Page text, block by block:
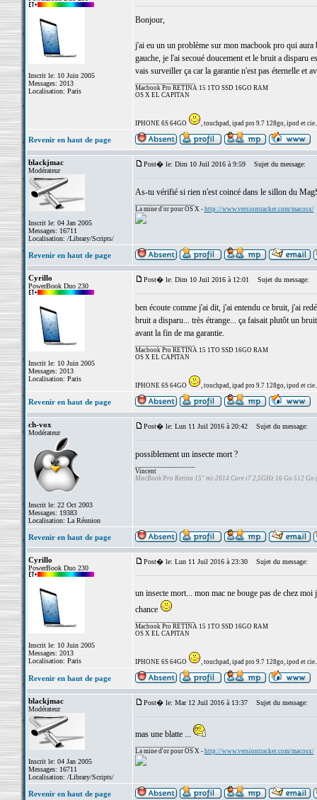
Inscrit le: 10 Juin 2005
Messages: 2013
Localisation: Paris
Bonjour,
j'ai eu un un problème sur mon macbook pro qui aura
gauche, je l'ai secoué doucement et le bruit a disparu
vais surveiller ça car la garantie n'est pas éternelle et
Macbook Pro RETINA 15 1TO SSD 16GO RAM
OS X EL CAPITAN
IPHONE 6S 64GO , touchpad, ipad pro 9.7 128go, ipod et
Revenir en haut de page
blackjmac
Modérateur
Inscrit le: 04 Jan 2005
Messages: 16711
Localisation: /Library/Scripts/
Post� le: Dim 10 Juil 2016 à 9:59 Sujet du message:
As-tu vérifié si rien n'est coincé dans le sillon du
La mine d'or pour OS X - http://www.versiontracker.com/macosx/
Revenir en haut de page
Cyrillo
PowerBook Duo 230
Inscrit le: 10 Juin 2005
Messages: 2013
Localisation: Paris
Post� le: Dim 10 Juil 2016 à 12:01 Sujet du message:
ben écoute comme j'ai dit, j'ai entendu ce bruit, j'ai
bruit a disparu... très étrange... ça faisait plutôt un
avant la fin de ma garantie.
Macbook Pro RETINA 15 1TO SSD 16GO RAM
OS X EL CAPITAN
IPHONE 6S 64GO , touchpad, ipad pro 9.7 128go, ipod et
Revenir en haut de page
ch-vox
Modérateur
Inscrit le: 22 Oct 2003
Messages: 19383
Localisation: La Réunion
Post� le: Lun 11 Juil 2016 à 20:42 Sujet du message:
possiblement un insecte mort ?
Vincent
MacBook Pro Retina 15" mi-2014 Core i7 2,5GHz 16 Go 512 Go
Revenir en haut de page
Cyrillo
PowerBook Duo 230
Inscrit le: 10 Juin 2005
Messages: 2013
Localisation: Paris
Post� le: Lun 11 Juil 2016 à 23:30 Sujet du message:
un insecte mort... mon mac ne bouge pas de chez
chance
Macbook Pro RETINA 15 1TO SSD 16GO RAM
OS X EL CAPITAN
IPHONE 6S 64GO , touchpad, ipad pro 9.7 128go, ipod et
Revenir en haut de page
blackjmac
Modérateur
Inscrit le: 04 Jan 2005
Messages: 16711
Localisation: /Library/Scripts/
Post� le: Mar 12 Juil 2016 à 13:37 Sujet du message:
mas une blatte ...
La mine d'or pour OS X - http://www.versiontracker.com/macosx/
Revenir en haut de page